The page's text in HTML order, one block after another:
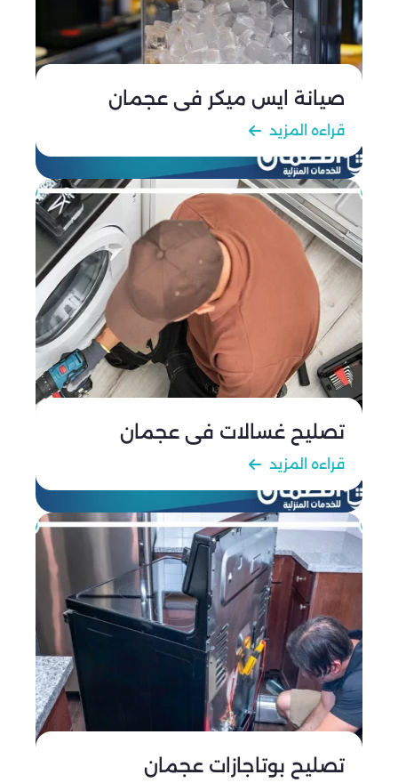
صيانة ايس ميكر في عجمان
قراءه المزيد
تصليح غسالات في عجمان
قراءه المزيد
تصليح بوتاجازات عجمان